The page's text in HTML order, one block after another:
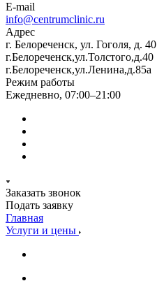
E-mail
info@centrumclinic.ru
Адрес
г. Белореченск, ул. Гоголя, д. 40
г.Белореченск,ул.Толстого,д.40
г.Белореченск,ул.Ленина,д.85а
Режим работы
Ежедневно, 07:00–21:00
Заказать звонок
Подать заявку
Главная
Услуги и цены